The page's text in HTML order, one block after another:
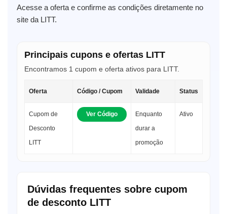
Acesse a oferta e confirme as condições diretamente no
site da LITT.
Principais cupons e ofertas LITT
Encontramos 1 cupom e oferta ativos para LITT.
Oferta Código / Cupom Validade Status
Cupom de
Desconto
LITT
Ver Código
Enquanto
durar a
promoção
Ativo
Dúvidas frequentes sobre cupom
de desconto LITT